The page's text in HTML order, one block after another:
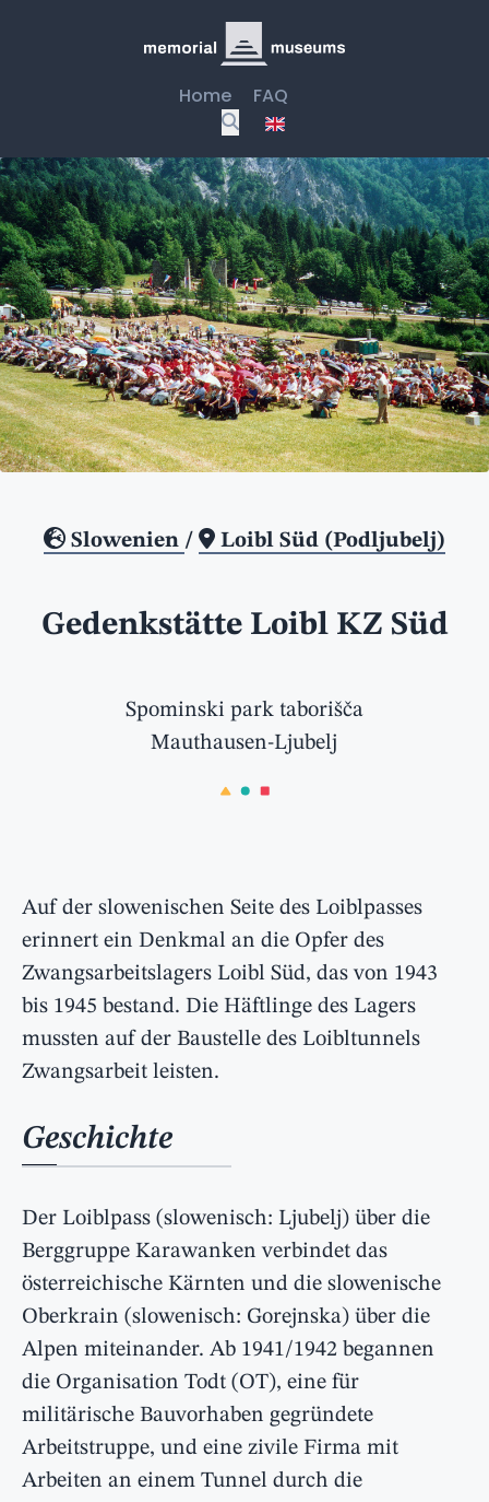
Home FAQ
Slowenien / Loibl Süd (Podljubelj)
Gedenkstätte Loibl KZ Süd
Spominski park taborišča
Mauthausen-Ljubelj
Auf der slowenischen Seite des Loiblpasses
erinnert ein Denkmal an die Opfer des
Zwangsarbeitslagers Loibl Süd, das von 1943
bis 1945 bestand. Die Häftlinge des Lagers
mussten auf der Baustelle des Loibltunnels
Zwangsarbeit leisten.
Geschichte
Der Loiblpass (slowenisch: Ljubelj) über die
Berggruppe Karawanken verbindet das
österreichische Kärnten und die slowenische
Oberkrain (slowenisch: Gorejnska) über die
Alpen miteinander. Ab 1941/1942 begannen
die Organisation Todt (OT), eine für
militärische Bauvorhaben gegründete
Arbeitstruppe, und eine zivile Firma mit
Arbeiten an einem Tunnel durch die